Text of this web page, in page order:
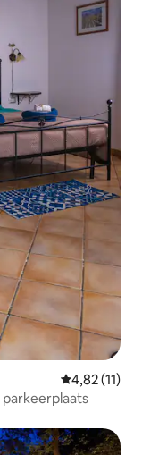
Gemiddelde
4,82 (11)
parkeerplaats